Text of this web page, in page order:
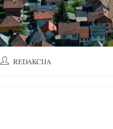
AutorREDAKCIJA